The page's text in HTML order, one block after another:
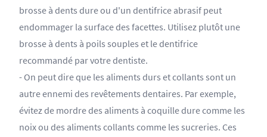
brosse à dents dure ou d'un dentifrice abrasif peut
endommager la surface des facettes. Utilisez plutôt une
brosse à dents à poils souples et le dentifrice
recommandé par votre dentiste.
- On peut dire que les aliments durs et collants sont un
autre ennemi des revêtements dentaires. Par exemple,
évitez de mordre des aliments à coquille dure comme les
noix ou des aliments collants comme les sucreries. Ces